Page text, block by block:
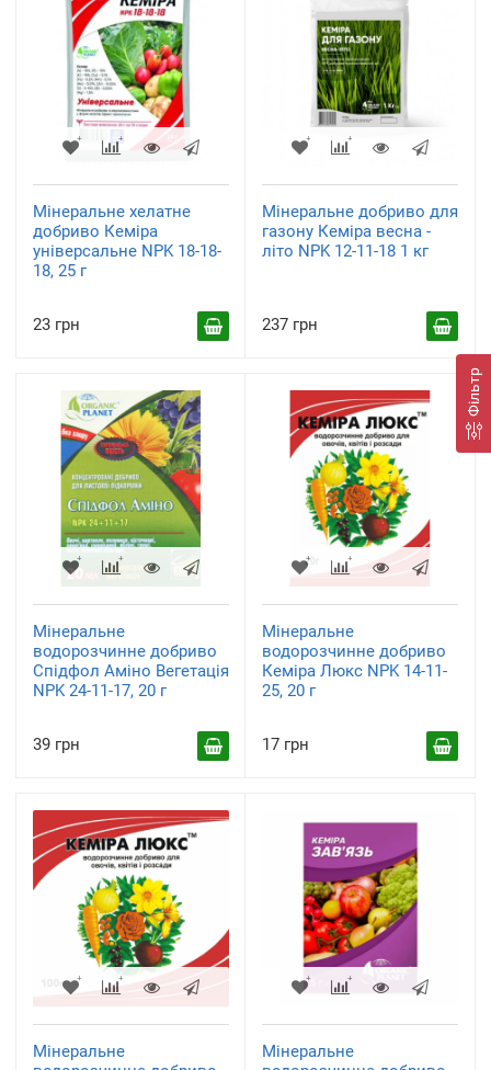
Фільтр
Мінеральне хелатне
добриво Кеміра
універсальне NPK 18-18-
18, 25 г
23 грн
Мінеральне добриво для
газону Кеміра весна -
літо NPK 12-11-18 1 кг
237 грн
Мінеральне
водорозчинне добриво
Спідфол Аміно Вегетація
NPK 24-11-17, 20 г
39 грн
Мінеральне
водорозчинне добриво
Кеміра Люкс NPK 14-11-
25, 20 г
17 грн
Мінеральне
Мінеральне